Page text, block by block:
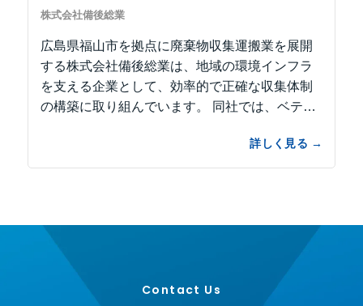
株式会社備後総業
広島県福山市を拠点に廃棄物収集運搬業を展開
する株式会社備後総業は、地域の環境インフラ
を支える企業として、効率的で正確な収集体制
の構築に取り組んでいます。 同社では、ベテラ
Contact Us